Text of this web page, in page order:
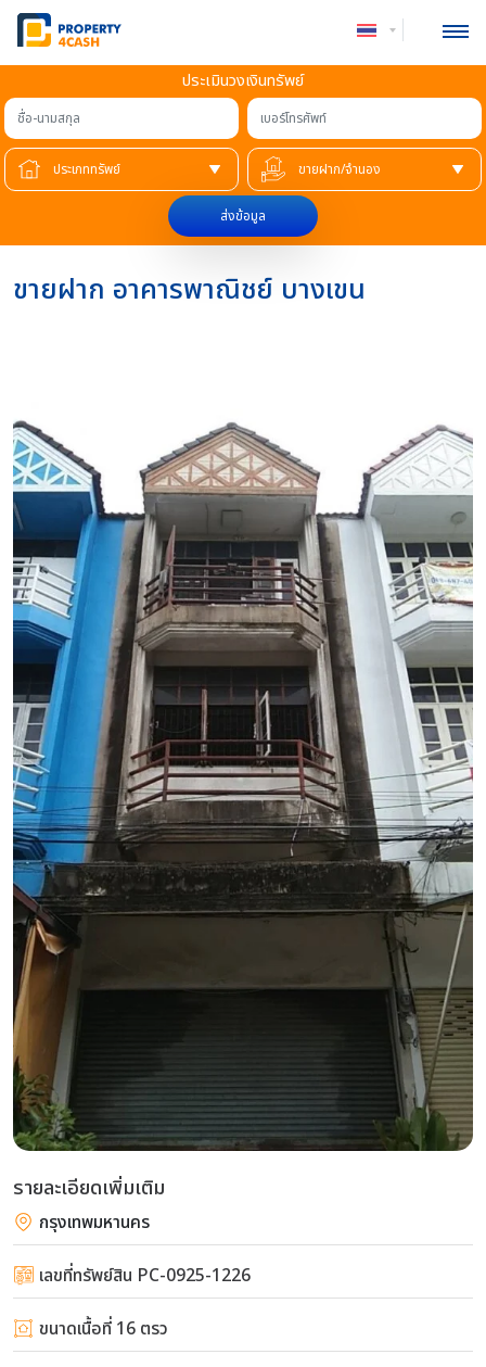
ประเมินวงเงินทรัพย์
ชื่อ-นามสกุล
เบอร์โทรศัพท์
ส่งข้อมูล
ขายฝาก อาคารพาณิชย์ บางเขน
รายละเอียดเพิ่มเติม
กรุงเทพมหานคร
เลขที่ทรัพย์สิน PC-0925-1226
ขนาดเนื้อที่ 16 ตรว